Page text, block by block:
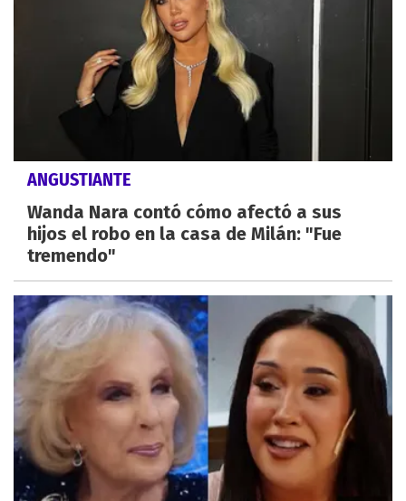
ANGUSTIANTE
Wanda Nara contó cómo afectó a sus
hijos el robo en la casa de Milán: "Fue
tremendo"